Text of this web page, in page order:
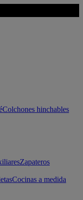
Colchones hinchables
Zapateros
Cocinas a medida